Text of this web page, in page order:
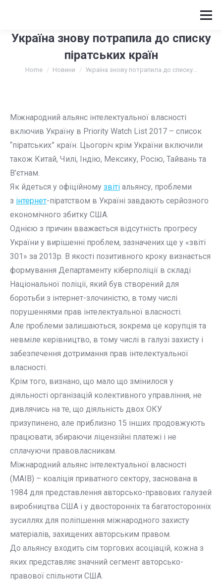
Україна знову потрапила до списку
піратських країн
You are here:
Home Новини Україна знову потрапила до списку…
Міжнародний альянс інтелектуальної власності
включив Україну в Priority Watch List 2017 – список
“піратських” країн. Цьогоріч крім України включили
також Китай, Чилі, Індію, Мексику, Росію, Тайвань та
В’єтнам.
Як йдеться у офіційному звіті альянсу, проблеми
з інтернет-піратством в Україні завдають серйозного
економічного збитку США.
Однією з причин вважається відсутність прогресу
України у вирішенні проблем, зазначених ще у «звіті
301» за 2013р. В якості позитивного кроку визнається
формування Департаменту кіберполіції в складі
Національної поліції, який був створений для
боротьби з інтернет-злочиністю, в тому числі
порушеннями прав інтелектуальної власності.
Але проблеми залишаються, зокрема це корупція та
невміле керівництво, в тому числі в галузі захисту і
забезпечення дотримання прав інтелектуальної
власності.
Крім того, визнано, що мало що змінилося у
діяльності організацій колективного управління, не
дивлячись на те, що діяльність двох ОКУ
призупинено, але приблизно 15 інших продовжують
працювати, збираючи ліцензійні платежі і не
сплачуючи правовласникам.
Міжнародний альянс інтелектуальної власності
(МАІВ) – коаліція приватного сектору, заснована в
1984 для представлення авторсько-правових галузей
виробництва США і у двосторонніх та багатосторонніх
зусиллях для поліпшення міжнародного захисту
матеріалів, захищених авторським правом.
До альянсу входить сім торгових асоціацій, кожна з
яких представляє значний сегмент авторсько-
правової спільноти США.